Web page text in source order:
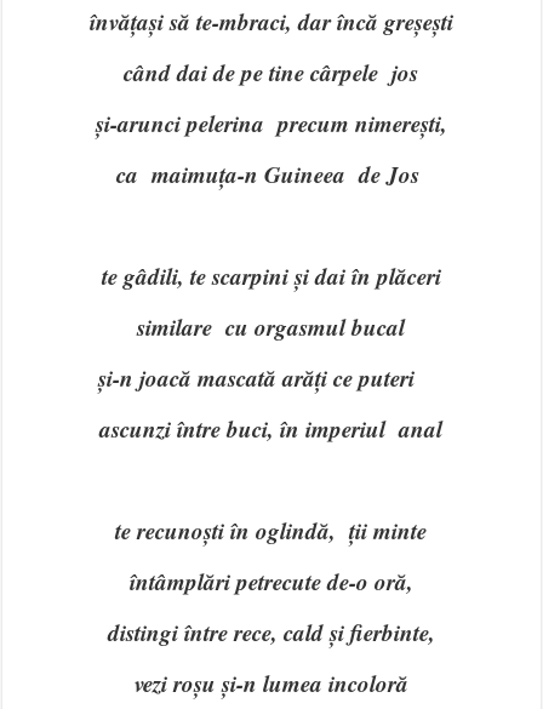
învățași să te-mbraci, dar încă greșești
când dai de pe tine cârpele jos
și-arunci pelerina precum nimerești,
ca maimuța-n Guineea de Jos
te gâdili, te scarpini și dai în plăceri
similare cu orgasmul bucal
și-n joacă mascată arăți ce puteri
ascunzi între buci, în imperiul anal
te recunoști în oglindă, ții minte
întâmplări petrecute de-o oră,
distingi între rece, cald și fierbinte,
vezi roșu și-n lumea incoloră